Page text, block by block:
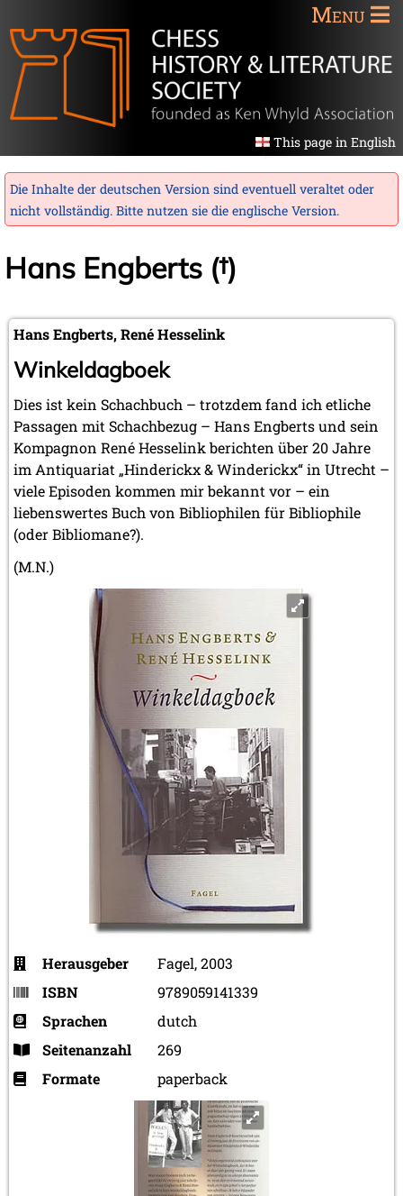
Menu
This page in English
Die Inhalte der deutschen Version sind eventuell veraltet oder
nicht vollständig. Bitte nutzen sie die englische Version.
Hans Engberts (†)
Hans Engberts, René Hesselink
Winkeldagboek
Dies ist kein Schachbuch – trotzdem fand ich etliche
Passagen mit Schachbezug – Hans Engberts und sein
Kompagnon René Hesselink berichten über 20 Jahre
im Antiquariat „Hinderickx & Winderickx“ in Utrecht –
viele Episoden kommen mir bekannt vor – ein
liebenswertes Buch von Bibliophilen für Bibliophile
(oder Bibliomane?).
(M.N.)
Herausgeber
Fagel, 2003
ISBN
9789059141339
Sprachen
dutch
Seitenanzahl
269
Formate
paperback